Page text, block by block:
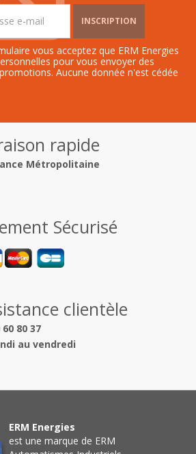
INSCRIPTION
vous acceptez que ERM Energies
pour vous envoyer des
Aucune donnée n'est cédée
rapide
Métropolitaine
Sécurisé
clientèle
60 80 37
au vendredi
ERM Energies
est une marque de ERM